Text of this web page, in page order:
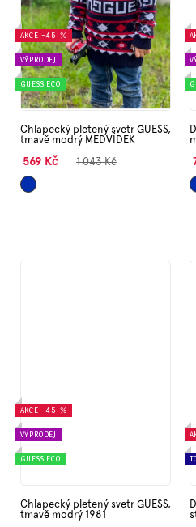
AKCE –45 %
VÝPRODEJ
GUESS ECO
Chlapecký pletený svetr GUESS,
tmavě modrý MEDVÍDEK
569 Kč 1 043 Kč
Tmavě
AKCE –45 %
VÝPRODEJ
GUESS ECO
Chlapecký pletený svetr GUESS,
tmavě modrý 1981